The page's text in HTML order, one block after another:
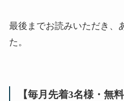
最後までお読みいただき、
た。
【毎月先着3名様・無